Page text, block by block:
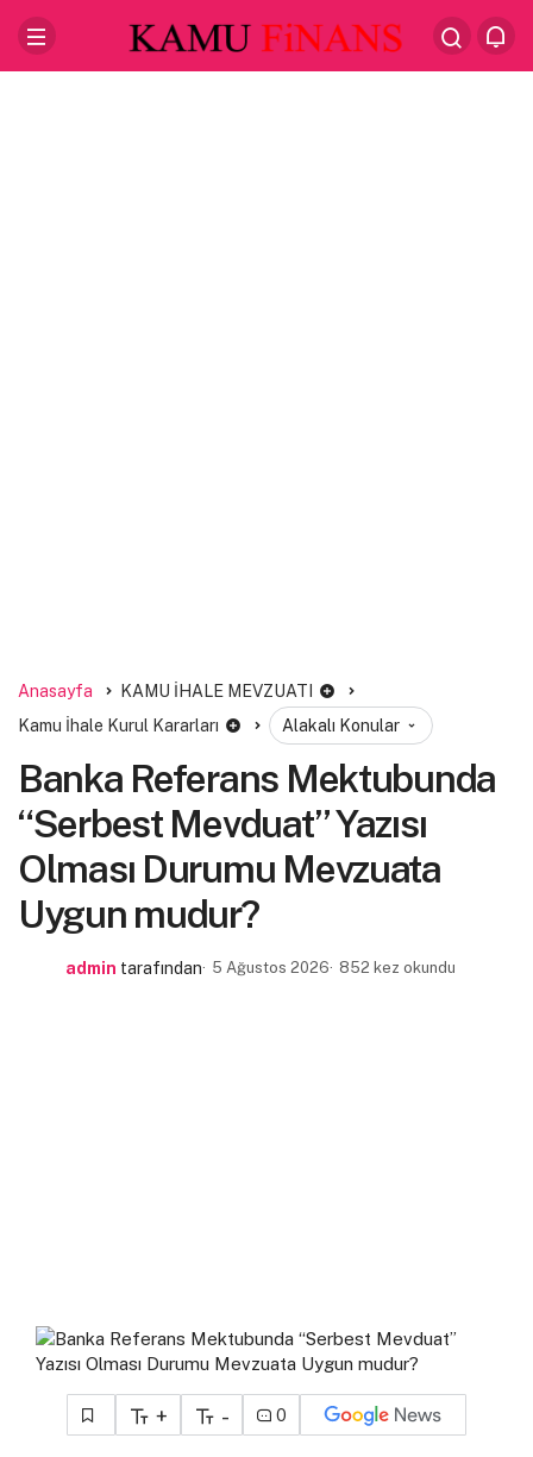
Anasayfa
KAMU İHALE MEVZUATI
Kamu İhale Kurul Kararları
Alakalı Konular
Banka Referans Mektubunda
“Serbest Mevduat” Yazısı
Olması Durumu Mevzuata
Uygun mudur?
admin tarafından 5 Ağustos 2026 852 kez okundu
+ - 0